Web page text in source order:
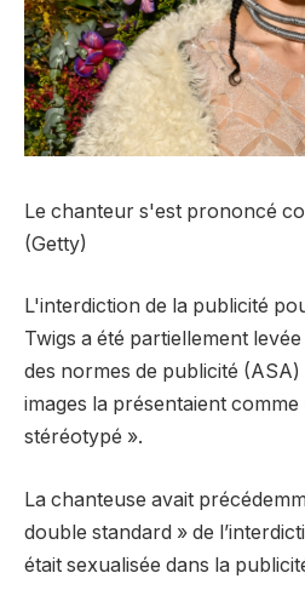
Le chanteur s'est prononcé
(Getty)
L'interdiction de la publicité
Twigs a été partiellement
des normes de publicité (ASA)
images la présentaient comme
stéréotypé ».
La chanteuse avait
double standard » de
était sexualisée dans la